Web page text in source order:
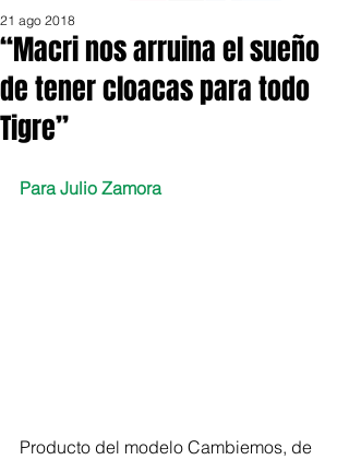
“Macri nos arruina el sueño
de tener cloacas para todo
Tigre”
21 ago 2018
Para Julio Zamora
Producto del modelo Cambiemos, de